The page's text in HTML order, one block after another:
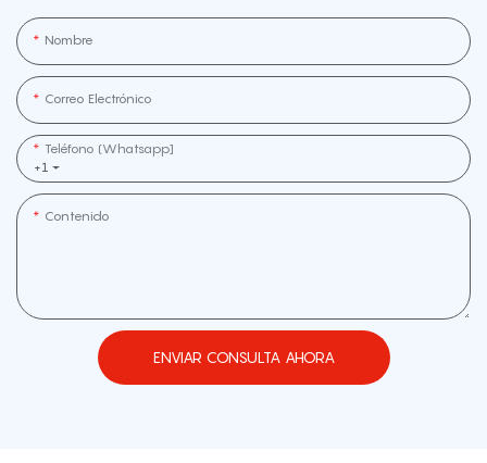
Nombre
Correo Electrónico
+1
Teléfono (whatsapp]
Contenido
ENVIAR CONSULTA AHORA